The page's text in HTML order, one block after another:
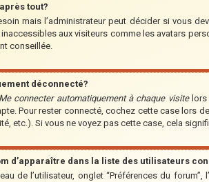
tout?
mais l’administrateur peut décider si vous
aux visiteurs comme les avatars
conseillée.
déconnecté?
Me connecter automatiquement à chaque visitelors
Pour rester connecté, cochez cette case lors
etc.). Si vous ne voyez pas cette case, cela
d’apparaître dans la liste des utilisateurs
de l’utilisateur, onglet “Préférences du forum”,